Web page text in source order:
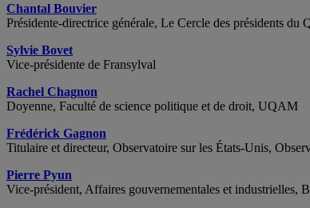
Chantal Bouvier
Présidente-directrice générale, Le Cercle des présidents du
Sylvie Bovet
Vice-présidente de Fransylval
Rachel Chagnon
Doyenne, Faculté de science politique et de droit, UQAM
Frédérick Gagnon
Titulaire et directeur, Observatoire sur les États-Unis,
Pierre Pyun
Vice-président, Affaires gouvernementales et industrielles,